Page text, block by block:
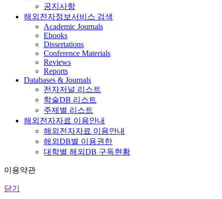
공지사항
해외전자정보서비스 검색
Academic Journals
Ebooks
Dissertations
Conference Materials
Reviews
Reports
Databases & Journals
전자저널 리스트
학술DB 리스트
주제별 리스트
해외전자자료 이용안내
해외전자자료 이용안내
해외DB별 이용권한
대학별 해외DB 구독현황
이용약관
닫기